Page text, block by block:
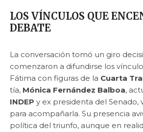
LOS VÍNCULOS QUE
DEBATE
La conversación tomó un giro
comenzaron a difundirse los
Fátima con figuras de la Cuarta
tía, Mónica Fernández Balboa,
INDEP y ex presidenta del Senado,
para acompañarla. Su presencia
política del triunfo, aunque en